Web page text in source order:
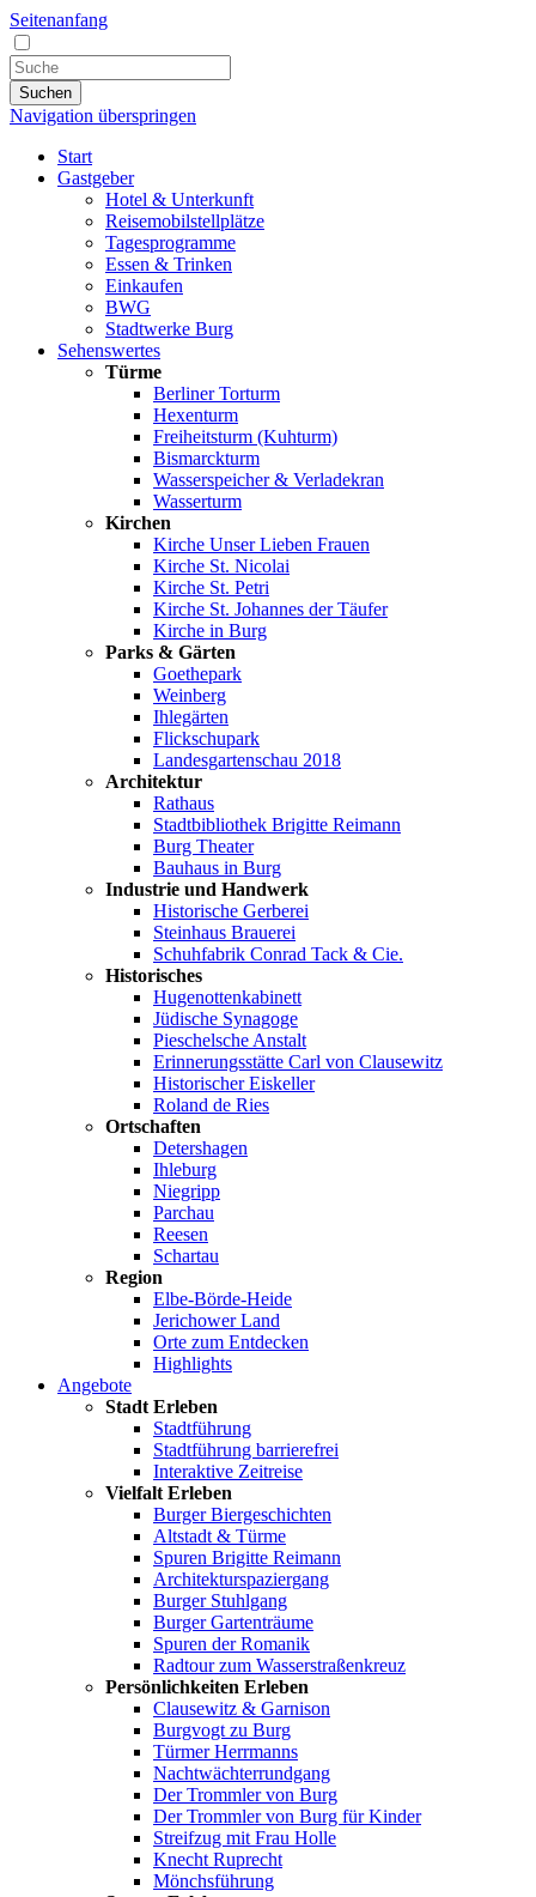
Seitenanfang
Suchen
Navigation überspringen
Start
Gastgeber
Hotel & Unterkunft
Reisemobilstellplätze
Tagesprogramme
Essen & Trinken
Einkaufen
BWG
Stadtwerke Burg
Sehenswertes
Türme
Berliner Torturm
Hexenturm
Freiheitsturm (Kuhturm)
Bismarckturm
Wasserspeicher & Verladekran
Wasserturm
Kirchen
Kirche Unser Lieben Frauen
Kirche St. Nicolai
Kirche St. Petri
Kirche St. Johannes der Täufer
Kirche in Burg
Parks & Gärten
Goethepark
Weinberg
Ihlegärten
Flickschupark
Landesgartenschau 2018
Architektur
Rathaus
Stadtbibliothek Brigitte Reimann
Burg Theater
Bauhaus in Burg
Industrie und Handwerk
Historische Gerberei
Steinhaus Brauerei
Schuhfabrik Conrad Tack & Cie.
Historisches
Hugenottenkabinett
Jüdische Synagoge
Pieschelsche Anstalt
Erinnerungsstätte Carl von Clausewitz
Historischer Eiskeller
Roland de Ries
Ortschaften
Detershagen
Ihleburg
Niegripp
Parchau
Reesen
Schartau
Region
Elbe-Börde-Heide
Jerichower Land
Orte zum Entdecken
Highlights
Angebote
Stadt Erleben
Stadtführung
Stadtführung barrierefrei
Interaktive Zeitreise
Vielfalt Erleben
Burger Biergeschichten
Altstadt & Türme
Spuren Brigitte Reimann
Architekturspaziergang
Burger Stuhlgang
Burger Gartenträume
Spuren der Romanik
Radtour zum Wasserstraßenkreuz
Persönlichkeiten Erleben
Clausewitz & Garnison
Burgvogt zu Burg
Türmer Herrmanns
Nachtwächterrundgang
Der Trommler von Burg
Der Trommler von Burg für Kinder
Streifzug mit Frau Holle
Knecht Ruprecht
Mönchsführung